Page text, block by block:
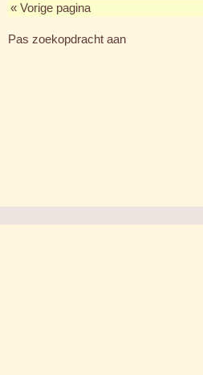
« Vorige pagina
Pas zoekopdracht aan